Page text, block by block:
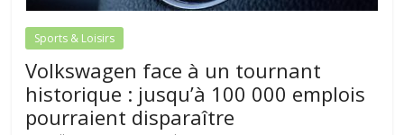
Sports & Loisirs
Volkswagen face à un tournant
historique : jusqu’à 100 000 emplois
pourraient disparaître